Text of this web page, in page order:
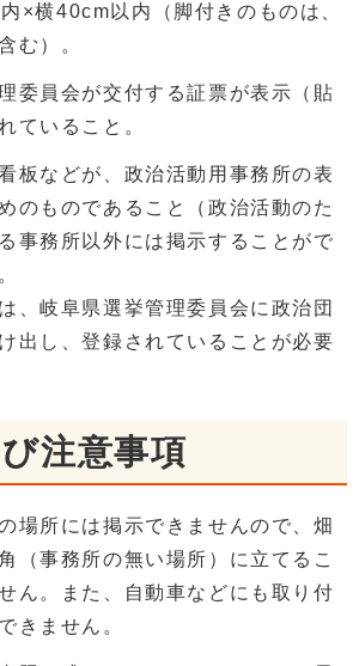
×横40cm以内（脚付きのものは、
む）。
委員会が交付する証票が表示（貼
ていること。
板などが、政治活動用事務所の表
のものであること（政治活動のた
事務所以外には掲示することがで
、岐阜県選挙管理委員会に政治団
出し、登録されていることが必要
注意事項
場所には掲示できませんので、畑
（事務所の無い場所）に立てるこ
ん。また、自動車などにも取り付
きません。